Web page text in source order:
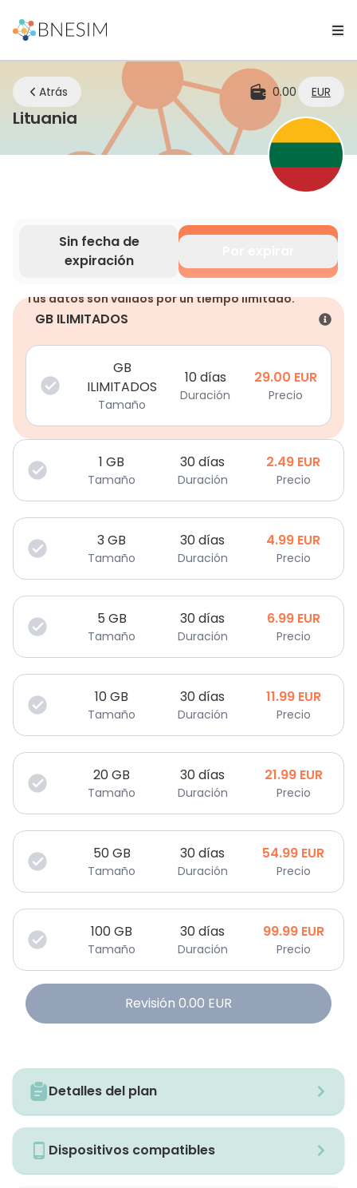
Atrás 0.00 EUR
LituaniaeSIM | Mantente conectado
Sin fecha de
expiración
Tus datos son válidos por un tiempo limitado.
GB ILIMITADOS
GB
ILIMITADOS
Tamaño
10 días
Duración
29.00 EUR
Precio
1 GB
Tamaño
30 días
Duración
2.49 EUR
Precio
3GB
Tamaño
30 días
Duración
4.99 EUR
Precio
5 GB
Tamaño
30 días
Duración
6.99 EUR
Precio
10GB
Tamaño
30 días
Duración
11.99 EUR
Precio
20GB
Tamaño
30 días
Duración
21.99 EUR
Precio
50GB
Tamaño
30 días
Duración
54.99 EUR
Precio
100GB
Tamaño
30 días
Duración
99.99 EUR
Precio
Revisión 0.00 EUR
Detalles del plan
Dispositivos compatibles